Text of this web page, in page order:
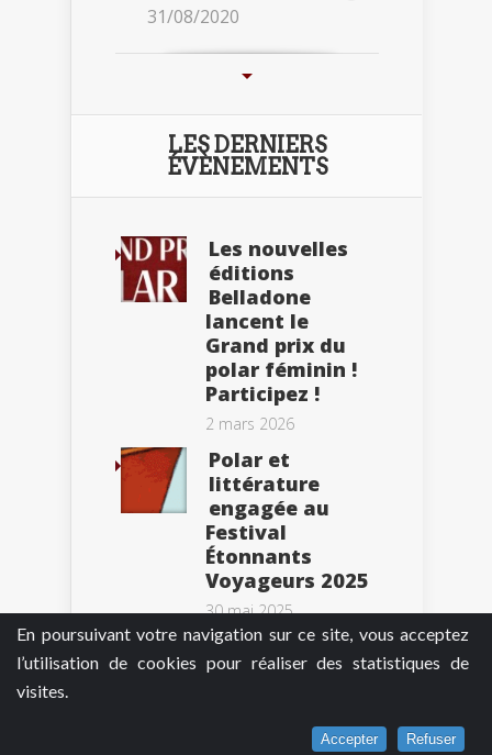
En poursuivant votre navigation sur ce site, vous acceptez
l’utilisation de cookies pour réaliser des statistiques de
visites.
Accepter Refuser
31/08/2020
LES DERNIERS
ÉVÈNEMENTS
Les nouvelles
éditions
Belladone
lancent le
Grand prix du
polar féminin !
Participez !
2 mars 2026
Polar et
littérature
engagée au
Festival
Étonnants
Voyageurs 2025
30 mai 2025
Ne manquez
pas ce week-
Bloody Fleury !